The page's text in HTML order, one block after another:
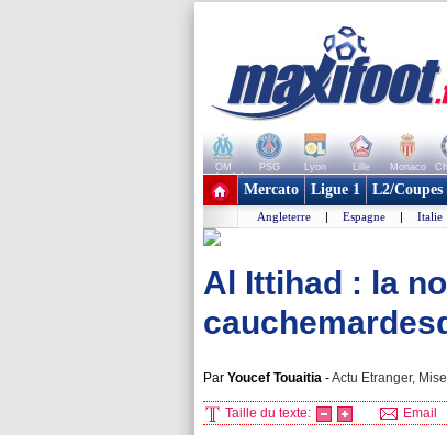
OM PSG Lyon Lille Monaco
+ de clubs
Mercato Ligue 1 L2/Coupes
Angleterre | Espagne | Italie
Al Ittihad : la
Par Youcef Touaitia -Actu Etranger,
Taille du texte: Email